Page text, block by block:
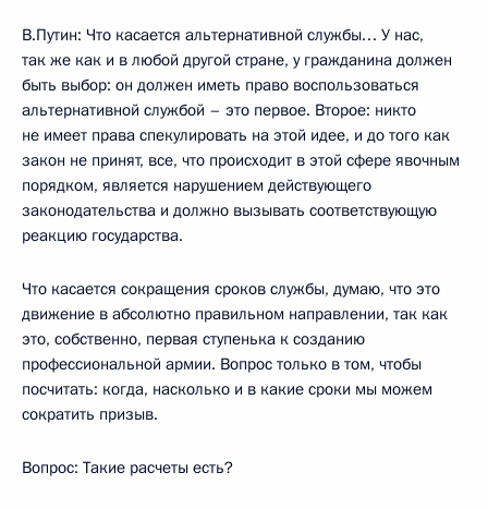
В.Путин: Что касается альтернативной службы… У нас,
так же как и в любой другой стране, у гражданина должен
быть выбор: он должен иметь право воспользоваться
альтернативной службой – это первое. Второе: никто
не имеет права спекулировать на этой идее, и до того как
закон не принят, все, что происходит в этой сфере явочным
порядком, является нарушением действующего
законодательства и должно вызывать соответствующую
реакцию государства.
Что касается сокращения сроков службы, думаю, что это
движение в абсолютно правильном направлении, так как
это, собственно, первая ступенька к созданию
профессиональной армии. Вопрос только в том, чтобы
посчитать: когда, насколько и в какие сроки мы можем
сократить призыв.
Вопрос: Такие расчеты есть?